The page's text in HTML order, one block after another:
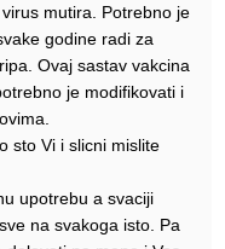
mutira. Potrebno je
godine radi za
Ovaj sastav vakcina
je modifikovati i
sto Vi i slicni mislite
upotrebu a svaciji
na svakoga isto. Pa